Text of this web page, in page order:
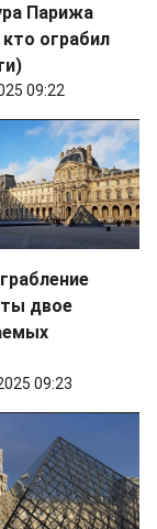
Парижа
ограбил
09:22
двое
09:23